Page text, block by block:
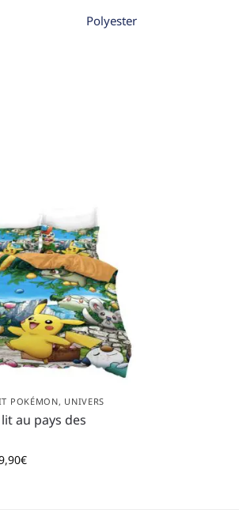
Polyester
POKÉMON, UNIVERS
au pays des
€